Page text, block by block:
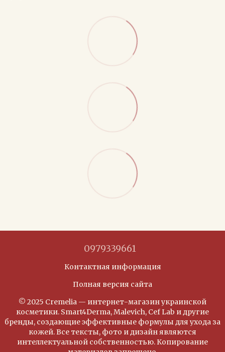
0979339661
Контактная информация
Полная версия сайта
© 2025 Cremelia — интернет-магазин украинской
косметики. Smart4Derma, Malevich, Cef Lab и другие
бренды, создающие эффективные формулы для ухода за
кожей. Все тексты, фото и дизайн являются
интеллектуальной собственностью. Копирование